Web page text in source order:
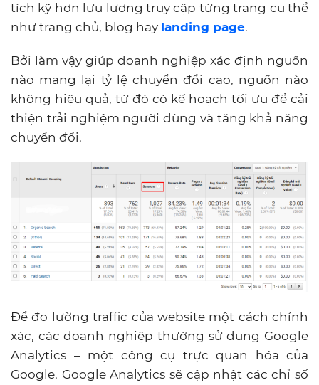
tích kỹ hơn lưu lượng truy cập từng trang cụ thể
như trang chủ, blog hay landing page.
Bởi làm vậy giúp doanh nghiệp xác định nguồn
nào mang lại tỷ lệ chuyển đổi cao, nguồn nào
không hiệu quả, từ đó có kế hoạch tối ưu để cải
thiện trải nghiệm người dùng và tăng khả năng
chuyển đổi.
Để đo lường traffic của website một cách chính
xác, các doanh nghiệp thường sử dụng Google
Analytics – một công cụ trực quan hóa của
Google. Google Analytics sẽ cập nhật các chỉ số